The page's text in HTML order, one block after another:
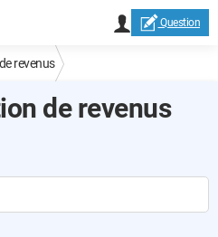
Question
revenus
de revenus